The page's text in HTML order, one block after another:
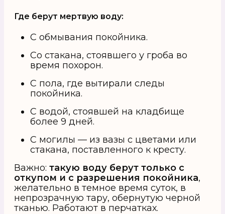
Где берут мертвую воду:
С обмывания покойника.
Со стакана, стоявшего у гроба во
время похорон.
С пола, где вытирали следы
покойника.
С водой, стоявшей на кладбище
более 9 дней.
С могилы — из вазы с цветами или
стакана, поставленного к кресту.
Важно: такую воду берут только с
откупом и с разрешения покойника,
желательно в темное время суток, в
непрозрачную тару, обернутую черной
тканью. Работают в перчатках.